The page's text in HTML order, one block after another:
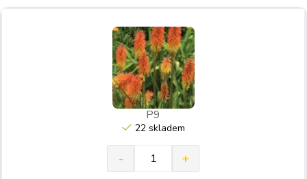
P9
22 skladem